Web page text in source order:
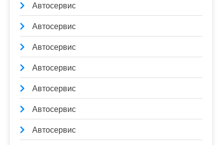
Автосервис
Автосервис
Автосервис
Автосервис
Автосервис
Автосервис
Автосервис